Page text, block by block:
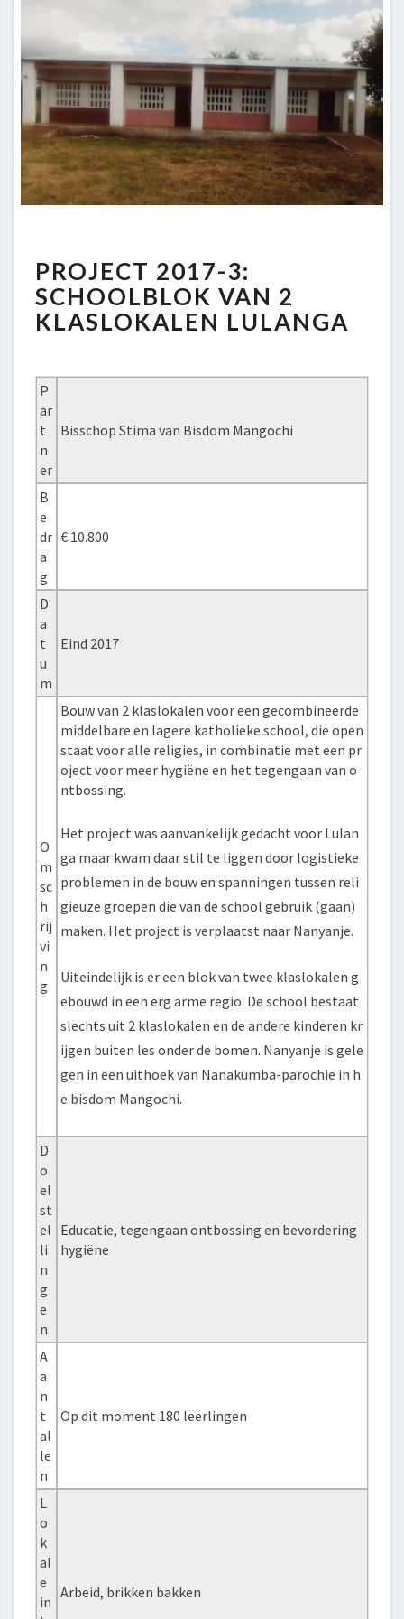
2017-
3:
SCHOOLBLOK
VAN
LULANGA
PROJECT 2017-3:
SCHOOLBLOK VAN 2
KLASLOKALEN LULANGA
P
ar
t
n
er
Bisschop Stima van Bisdom Mangochi
B
e
dr
a
g
€ 10.800
D
a
t
u
m
Eind 2017
O
m
sc
h
rij
vi
n
g
Bouw van 2 klaslokalen voor een gecombineerde
middelbare en lagere katholieke school, die open
staat voor alle religies, in combinatie met een pr
oject voor meer hygiëne en het tegengaan van o
ntbossing.
Het project was aanvankelijk gedacht voor Lulan
ga maar kwam daar stil te liggen door logistieke
problemen in de bouw en spanningen tussen reli
gieuze groepen die van de school gebruik (gaan)
maken. Het project is verplaatst naar Nanyanje.
Uiteindelijk is er een blok van twee klaslokalen g
ebouwd in een erg arme regio. De school bestaat
slechts uit 2 klaslokalen en de andere kinderen kr
ijgen buiten les onder de bomen. Nanyanje is gele
gen in een uithoek van Nanakumba-parochie in h
e bisdom Mangochi.
D
o
el
st
el
li
n
g
e
n
Educatie, tegengaan ontbossing en bevordering
hygiëne
A
a
n
t
al
le
n
Op dit moment 180 leerlingen
L
o
k
al
e
in
Arbeid, brikken bakken